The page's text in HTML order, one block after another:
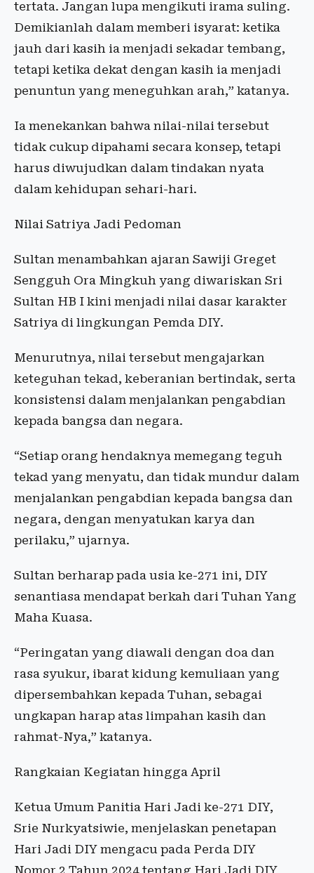
tertata. Jangan lupa mengikuti irama suling.
Demikianlah dalam memberi isyarat: ketika
jauh dari kasih ia menjadi sekadar tembang,
tetapi ketika dekat dengan kasih ia menjadi
penuntun yang meneguhkan arah,” katanya.
Ia menekankan bahwa nilai-nilai tersebut
tidak cukup dipahami secara konsep, tetapi
harus diwujudkan dalam tindakan nyata
dalam kehidupan sehari-hari.
Nilai Satriya Jadi Pedoman
Sultan menambahkan ajaran Sawiji Greget
Sengguh Ora Mingkuh yang diwariskan Sri
Sultan HB I kini menjadi nilai dasar karakter
Satriya di lingkungan Pemda DIY.
Menurutnya, nilai tersebut mengajarkan
keteguhan tekad, keberanian bertindak, serta
konsistensi dalam menjalankan pengabdian
kepada bangsa dan negara.
“Setiap orang hendaknya memegang teguh
tekad yang menyatu, dan tidak mundur dalam
menjalankan pengabdian kepada bangsa dan
negara, dengan menyatukan karya dan
perilaku,” ujarnya.
Sultan berharap pada usia ke-271 ini, DIY
senantiasa mendapat berkah dari Tuhan Yang
Maha Kuasa.
“Peringatan yang diawali dengan doa dan
rasa syukur, ibarat kidung kemuliaan yang
dipersembahkan kepada Tuhan, sebagai
ungkapan harap atas limpahan kasih dan
rahmat-Nya,” katanya.
Rangkaian Kegiatan hingga April
Ketua Umum Panitia Hari Jadi ke-271 DIY,
Srie Nurkyatsiwie, menjelaskan penetapan
Hari Jadi DIY mengacu pada Perda DIY